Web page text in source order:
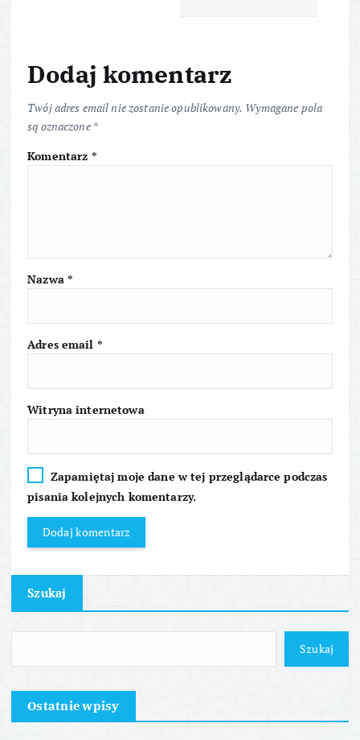
c
j
a
p
i
s
Dodaj komentarz
Twój adres email nie zostanie opublikowany. Wymagane pola
są oznaczone *
Komentarz *
Nazwa *
Adres email *
Witryna internetowa
Zapamiętaj moje dane w tej przeglądarce podczas
pisania kolejnych komentarzy.
Szukaj
Szukaj
Ostatnie wpisy